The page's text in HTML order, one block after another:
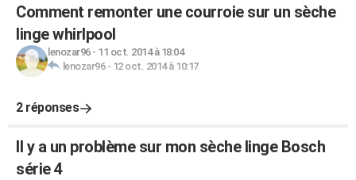
Comment remonter une courroie sur un sèche
linge whirlpool
lenozar96- 11 oct. 2014 à 18:04
lenozar96- 12 oct. 2014 à 10:17
2 réponses
Il y a un problème sur mon sèche linge Bosch
série 4